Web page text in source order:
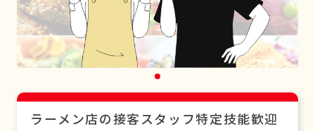
ラーメン店の接客スタッフ特定技能歓迎